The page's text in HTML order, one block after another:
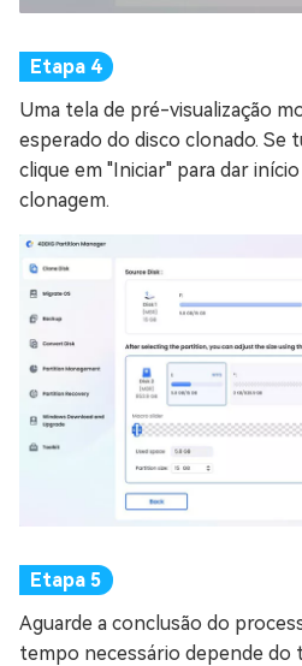
Uma tela de pré-visualização
esperado do disco clonado. Se
clique em "Iniciar" para dar
clonagem.
Aguarde a conclusão do
tempo necessário depende do